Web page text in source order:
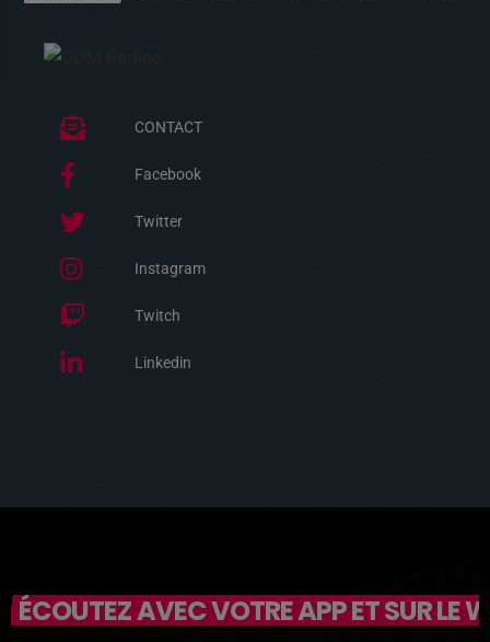
CONTACT
Facebook
Twitter
Instagram
Twitch
Linkedin
ÉCOUTEZ AVEC VOTRE APP ET SUR LE